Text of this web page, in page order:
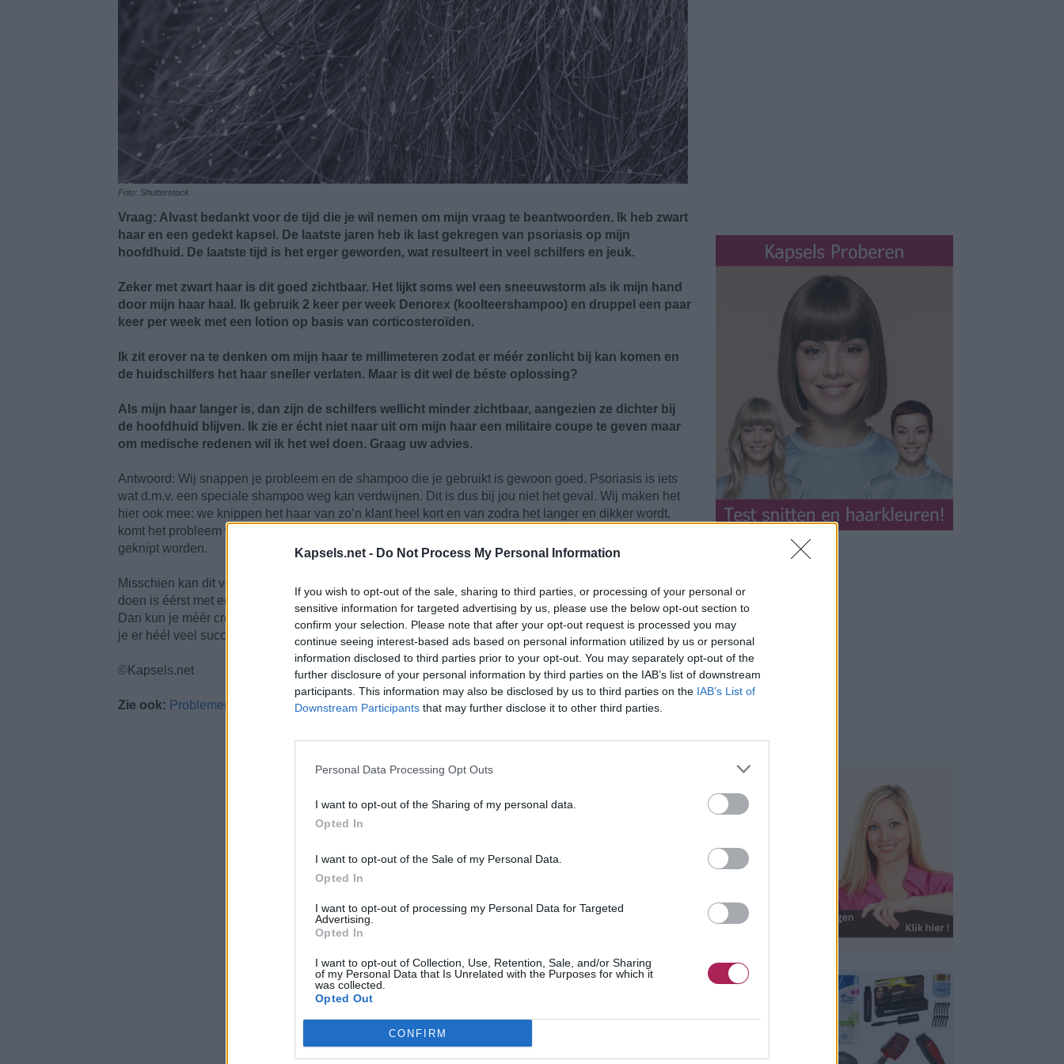
Kapsels.net - Do Not Process My Personal Information
If you wish to opt-out of the sale, sharing to third parties, or processing of your personal or
sensitive information for targeted advertising by us, please use the below opt-out section to
confirm your selection. Please note that after your opt-out request is processed you may
continue seeing interest-based ads based on personal information utilized by us or personal
information disclosed to third parties prior to your opt-out. You may separately opt-out of the
further disclosure of your personal information by third parties on the IAB’s list of downstream
participants. This information may also be disclosed by us to third parties on the IAB’s List of
Downstream Participants that may further disclose it to other third parties.
Personal Data Processing Opt Outs
I want to opt-out of the Sharing of my personal data.
Opted In
I want to opt-out of the Sale of my Personal Data.
Opted In
I want to opt-out of processing my Personal Data for Targeted
Advertising.
Opted In
I want to opt-out of Collection, Use, Retention, Sale, and/or Sharing
of my Personal Data that Is Unrelated with the Purposes for which it
was collected.
Opted Out
CONFIRM
Foto: Shutterstock
Vraag: Alvast bedankt voor de tijd die je wil nemen om mijn vraag te beantwoorden. Ik heb zwart
haar en een gedekt kapsel. De laatste jaren heb ik last gekregen van psoriasis op mijn
hoofdhuid. De laatste tijd is het erger geworden, wat resulteert in veel schilfers en jeuk.
Zeker met zwart haar is dit goed zichtbaar. Het lijkt soms wel een sneeuwstorm als ik mijn hand
door mijn haar haal. Ik gebruik 2 keer per week Denorex (koolteershampoo) en druppel een paar
keer per week met een lotion op basis van corticosteroïden.
Ik zit erover na te denken om mijn haar te millimeteren zodat er méér zonlicht bij kan komen en
de huidschilfers het haar sneller verlaten. Maar is dit wel de béste oplossing?
Als mijn haar langer is, dan zijn de schilfers wellicht minder zichtbaar, aangezien ze dichter bij
de hoofdhuid blijven. Ik zie er écht niet naar uit om mijn haar een militaire coupe te geven maar
om medische redenen wil ik het wel doen. Graag uw advies.
Antwoord: Wij snappen je probleem en de shampoo die je gebruikt is gewoon goed. Psoriasis is iets
wat d.m.v. een speciale shampoo weg kan verdwijnen. Dit is dus bij jou niet het geval. Wij maken het
hier ook mee: we knippen het haar van zo’n klant heel kort en van zodra het langer en dikker wordt,
komt het probleem weer terug en is het dus opnieuw tijd voor de kapper en moet het haar wéér kort
geknipt worden.
Misschien kan dit voor jou óók een oplossing zijn. Het is in ieder geval het proberen waard. Wat je kan
doen is éérst met een korter kapsel proberen voordat je er metéén
met de tondeuse
overheen gaat.
Dan kun je méér creaties maken met je haar dan wanneer het maar een paar mm lang is. We wensen
je er héél veel succes mee.
©Kapsels.net
Zie ook: Problemen met de hoofdhuid